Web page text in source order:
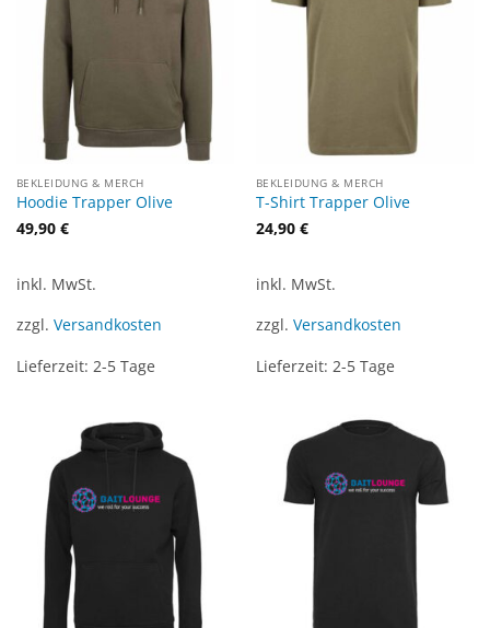
BEKLEIDUNG & MERCH
Hoodie Trapper Olive
49,90 €
inkl. MwSt.
zzgl. Versandkosten
Lieferzeit: 2-5 Tage
BEKLEIDUNG & MERCH
T-Shirt Trapper Olive
24,90 €
inkl. MwSt.
zzgl. Versandkosten
Lieferzeit: 2-5 Tage